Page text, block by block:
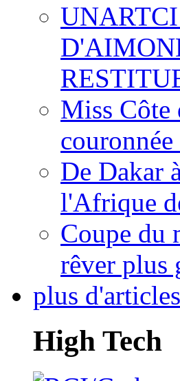
Miss Côte
De Dakar
l'Afrique
Coupe du
rêver plus
plus
High Tech